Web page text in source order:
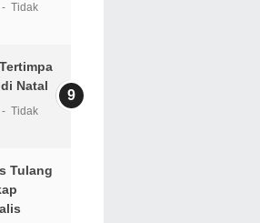
Tidak
Natal
Tidak
Tulang